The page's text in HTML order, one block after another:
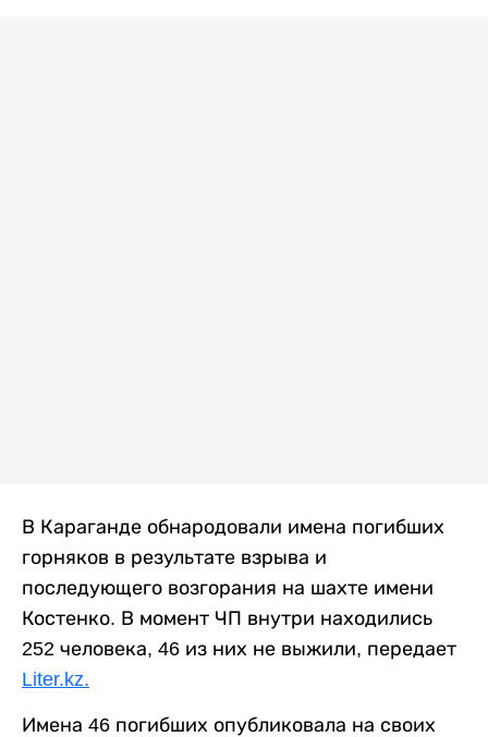
В Караганде обнародовали имена погибших
горняков в результате взрыва и
последующего возгорания на шахте имени
Костенко. В момент ЧП внутри находились
252 человека, 46 из них не выжили, передает
Liter.kz.
Имена 46 погибших опубликовала на своих